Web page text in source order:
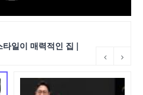
일이 매력적인 집 |